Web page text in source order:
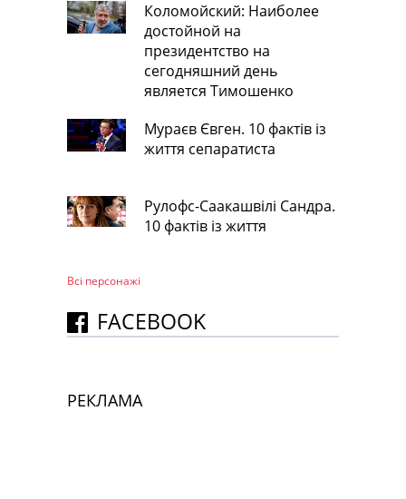
Коломойский: Наиболее
достойной на
президентство на
сегодняшний день
является Тимошенко
Мураєв Євген. 10 фактів із
життя сепаратиста
Рулофс-Саакашвілі Сандра.
10 фактів із життя
Всі персонажi
FACEBOOK
РЕКЛАМА